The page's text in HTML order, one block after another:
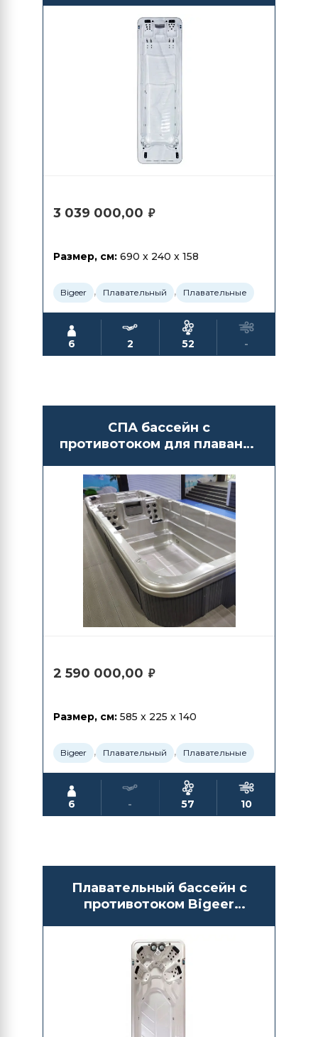
3 039 000,00 ₽
Размер, см: 690 x 240 x 158
Bigeer , Плавательный , Плавательные
6 2 52 -
СПА бассейн с
противотоком для плавания
2 590 000,00 ₽
Размер, см: 585 x 225 x 140
Bigeer , Плавательный , Плавательные
6 - 57 10
Плавательный бассейн с
противотоком Bigeer